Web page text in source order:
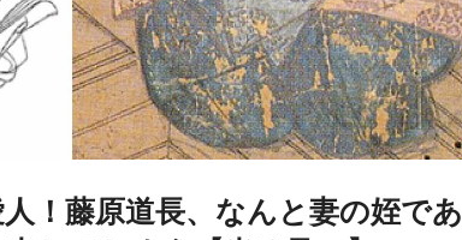
！藤原道長、なんと妻の姪であ